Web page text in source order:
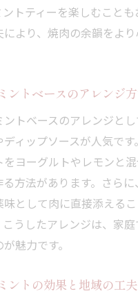
トティーを楽しむことも
により、焼肉の余韻をよ
ントベースのアレンジ
トベースのアレンジと
ィップソースが人気です
ヨーグルトやレモンと
方法があります。さら
味として肉に直接添える
うしたアレンジは、家
魅力です。
ントの効果と地域の工夫